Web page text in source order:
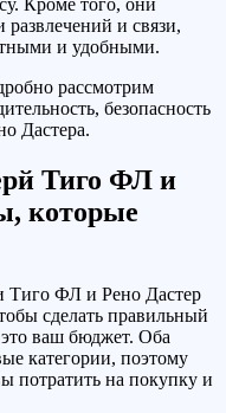
Кроме того, они
и связи,
и удобными.
рассмотрим
безопасность
Дастера.
Тиго ФЛ и
которые
Тиго ФЛ и Рено Дастер
сделать правильный
ваш бюджет. Оба
категории, поэтому
потратить на покупку и